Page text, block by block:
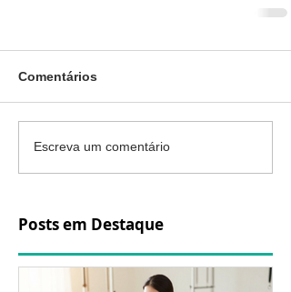
Comentários
Escreva um comentário
Posts em Destaque